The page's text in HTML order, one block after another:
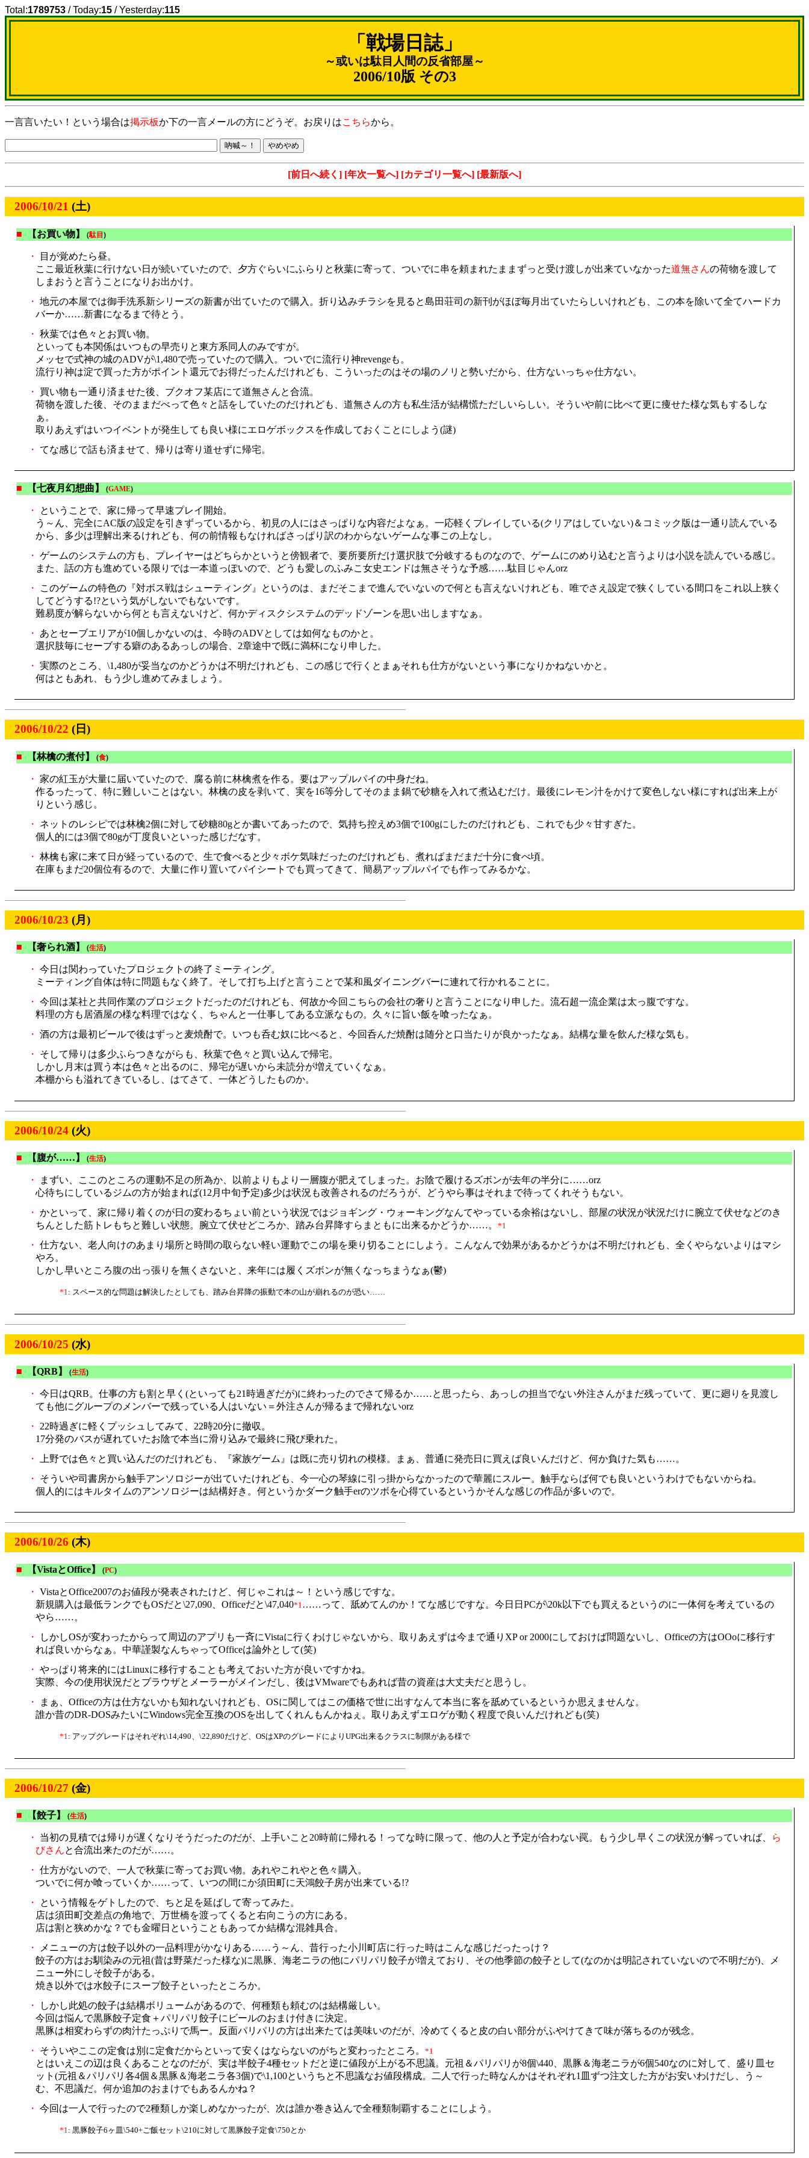
Total:1789753 / Today:15 / Yesterday:115
「戦場日誌」
～或いは駄目人間の反省部屋～
2006/10版 その3
一言言いたい！という場合は掲示板か下の一言メールの方にどうぞ。お戻りはこちらから。
[前日へ続く] [年次一覧へ] [カテゴリ一覧へ] [最新版へ]
2006/10/21 (土)
■ 【お買い物】 (駄目)
・
目が覚めたら昼。
ここ最近秋葉に行けない日が続いていたので、夕方ぐらいにふらりと秋葉に寄って、ついでに串を頼まれたままずっと受け渡しが出来ていなかった道無さんの荷物を渡して
しまおうと言うことになりお出かけ。
・ 地元の本屋では御手洗系新シリーズの新書が出ていたので購入。折り込みチラシを見ると島田荘司の新刊がほぼ毎月出ていたらしいけれども、この本を除いて全てハードカ
バーか……新書になるまで待とう。
・ 秋葉では色々とお買い物。
といっても本関係はいつもの早売りと東方系同人のみですが。
メッセで式神の城のADVが\1,480で売っていたので購入。ついでに流行り神revengeも。
流行り神は淀で買った方がポイント還元でお得だったんだけれども、こういったのはその場のノリと勢いだから、仕方ないっちゃ仕方ない。
・
買い物も一通り済ませた後、ブクオフ某店にて道無さんと合流。
荷物を渡した後、そのままだべって色々と話をしていたのだけれども、道無さんの方も私生活が結構慌ただしいらしい。そういや前に比べて更に痩せた様な気もするしな
ぁ。
取りあえずはいつイベントが発生しても良い様にエロゲボックスを作成しておくことにしよう(謎)
・ てな感じで話も済ませて、帰りは寄り道せずに帰宅。
■ 【七夜月幻想曲】 (GAME)
・
ということで、家に帰って早速プレイ開始。
う～ん、完全にAC版の設定を引きずっているから、初見の人にはさっぱりな内容だよなぁ。一応軽くプレイしている(クリアはしていない)＆コミック版は一通り読んでいる
から、多少は理解出来るけれども、何の前情報もなければさっぱり訳のわからないゲームな事この上なし。
・ ゲームのシステムの方も、プレイヤーはどちらかというと傍観者で、要所要所だけ選択肢で分岐するものなので、ゲームにのめり込むと言うよりは小説を読んでいる感じ。
また、話の方も進めている限りでは一本道っぽいので、どうも愛しのふみこ女史エンドは無さそうな予感……駄目じゃんorz
・
このゲームの特色の『対ボス戦はシューティング』というのは、まだそこまで進んでいないので何とも言えないけれども、唯でさえ設定で狭くしている間口をこれ以上狭く
してどうする!?という気がしないでもないです。
難易度が解らないから何とも言えないけど、何かディスクシステムのデッドゾーンを思い出しますなぁ。
・
あとセーブエリアが10個しかないのは、今時のADVとしては如何なものかと。
選択肢毎にセーブする癖のあるあっしの場合、2章途中で既に満杯になり申した。
・ 実際のところ、\1,480が妥当なのかどうかは不明だけれども、この感じで行くとまぁそれも仕方がないという事になりかねないかと。
何はともあれ、もう少し進めてみましょう。
2006/10/22 (日)
■ 【林檎の煮付】 (食)
・ 家の紅玉が大量に届いていたので、腐る前に林檎煮を作る。要はアップルパイの中身だね。
作るったって、特に難しいことはない。林檎の皮を剥いて、実を16等分してそのまま鍋で砂糖を入れて煮込むだけ。最後にレモン汁をかけて変色しない様にすれば出来上が
りという感じ。
・
ネットのレシピでは林檎2個に対して砂糖80gとか書いてあったので、気持ち控えめ3個で100gにしたのだけれども、これでも少々甘すぎた。
個人的には3個で80gが丁度良いといった感じだなす。
・ 林檎も家に来て日が経っているので、生で食べると少々ボケ気味だったのだけれども、煮ればまだまだ十分に食べ頃。
在庫もまだ20個位有るので、大量に作り置いてパイシートでも買ってきて、簡易アップルパイでも作ってみるかな。
2006/10/23 (月)
■ 【奢られ酒】 (生活)
・ 今日は関わっていたプロジェクトの終了ミーティング。
ミーティング自体は特に問題もなく終了。そして打ち上げと言うことで某和風ダイニングバーに連れて行かれることに。
・ 今回は某社と共同作業のプロジェクトだったのだけれども、何故か今回こちらの会社の奢りと言うことになり申した。流石超一流企業は太っ腹ですな。
料理の方も居酒屋の様な料理ではなく、ちゃんと一仕事してある立派なもの。久々に旨い飯を喰ったなぁ。
・ 酒の方は最初ビールで後はずっと麦焼酎で。いつも呑む奴に比べると、今回呑んだ焼酎は随分と口当たりが良かったなぁ。結構な量を飲んだ様な気も。
・
そして帰りは多少ふらつきながらも、秋葉で色々と買い込んで帰宅。
しかし月末は買う本は色々と出るのに、帰宅が遅いから未読分が増えていくなぁ。
本棚からも溢れてきているし、はてさて、一体どうしたものか。
2006/10/24 (火)
■ 【腹が……】 (生活)
・
まずい、ここのところの運動不足の所為か、以前よりもより一層腹が肥えてしまった。お陰で履けるズボンが去年の半分に……orz
心待ちにしているジムの方が始まれば(12月中旬予定)多少は状況も改善されるのだろうが、どうやら事はそれまで待ってくれそうもない。
・ かといって、家に帰り着くのが日の変わるちょい前という状況ではジョギング・ウォーキングなんてやっている余裕はないし、部屋の状況が状況だけに腕立て伏せなどのき
ちんとした筋トレもちと難しい状態。腕立て伏せどころか、踏み台昇降すらまともに出来るかどうか……。*1
・ 仕方ない、老人向けのあまり場所と時間の取らない軽い運動でこの場を乗り切ることにしよう。こんなんで効果があるかどうかは不明だけれども、全くやらないよりはマシ
やろ。
しかし早いところ腹の出っ張りを無くさないと、来年には履くズボンが無くなっちまうなぁ(鬱)
*1: スペース的な問題は解決したとしても、踏み台昇降の振動で本の山が崩れるのが恐い……
2006/10/25 (水)
■ 【QRB】 (生活)
・ 今日はQRB。仕事の方も割と早く(といっても21時過ぎだが)に終わったのでさて帰るか……と思ったら、あっしの担当でない外注さんがまだ残っていて、更に廻りを見渡し
ても他にグループのメンバーで残っている人はいない＝外注さんが帰るまで帰れないorz
・
22時過ぎに軽くプッシュしてみて、22時20分に撤収。
17分発のバスが遅れていたお陰で本当に滑り込みで最終に飛び乗れた。
・
上野では色々と買い込んだのだけれども、『家族ゲーム』は既に売り切れの模様。まぁ、普通に発売日に買えば良いんだけど、何か負けた気も……。
・
そういや司書房から触手アンソロジーが出ていたけれども、今一心の琴線に引っ掛からなかったので華麗にスルー。触手ならば何でも良いというわけでもないからね。
個人的にはキルタイムのアンソロジーは結構好き。何というかダーク触手erのツボを心得ているというかそんな感じの作品が多いので。
2006/10/26 (木)
■ 【VistaとOffice】 (PC)
・ VistaとOffice2007のお値段が発表されたけど、何じゃこれは～！という感じですな。
新規購入は最低ランクでもOSだと\27,090、Officeだと\47,040*1 ……って、舐めてんのか！てな感じですな。今日日PCが\20k以下でも買えるというのに一体何を考えているの
やら……。
・
しかしOSが変わったからって周辺のアプリも一斉にVistaに行くわけじゃないから、取りあえずは今まで通りXP or 2000にしておけば問題ないし、Officeの方はOOoに移行す
れば良いからなぁ。中華謹製なんちゃってOfficeは論外として(笑)
・ やっぱり将来的にはLinuxに移行することも考えておいた方が良いですかね。
実際、今の使用状況だとブラウザとメーラーがメインだし、後はVMwareでもあれば昔の資産は大丈夫だと思うし。
・
まぁ、Officeの方は仕方ないかも知れないけれども、OSに関してはこの価格で世に出すなんて本当に客を舐めているというか思えませんな。
誰か昔のDR-DOSみたいにWindows完全互換のOSを出してくれんもんかねぇ。取りあえずエロゲが動く程度で良いんだけれども(笑)
*1 : アップグレードはそれぞれ\14,490、\22,890だけど、OSはXPのグレードによりUPG出来るクラスに制限がある様で
2006/10/27 (金)
■ 【餃子】 (生活)
・ 当初の見積では帰りが遅くなりそうだったのだが、上手いこと20時前に帰れる！ってな時に限って、他の人と予定が合わない罠。もう少し早くこの状況が解っていれば、 ら
びさんと合流出来たのだが……。
・ 仕方がないので、一人で秋葉に寄ってお買い物。あれやこれやと色々購入。
ついでに何か喰っていくか……って、いつの間にか須田町に天鴻餃子房が出来ている!?
・
という情報をゲトしたので、ちと足を延ばして寄ってみた。
店は須田町交差点の角地で、万世橋を渡ってくると右向こうの方にある。
店は割と狭めかな？でも金曜日ということもあってか結構な混雑具合。
・
メニューの方は餃子以外の一品料理がかなりある……う～ん、昔行った小川町店に行った時はこんな感じだったっけ？
餃子の方はお馴染みの元祖(昔は野菜だった様な)に黒豚、海老ニラの他にパリパリ餃子が増えており、その他季節の餃子として(なのかは明記されていないので不明だが)、メ
ニュー外にしそ餃子がある。
焼き以外では水餃子にスープ餃子といったところか。
・
しかし此処の餃子は結構ボリュームがあるので、何種類も頼むのは結構厳しい。
今回は悩んで黒豚餃子定食＋パリパリ餃子にビールのおまけ付きに決定。
黒豚は相変わらずの肉汁たっぷりで馬ー。反面パリパリの方は出来たては美味いのだが、冷めてくると皮の白い部分がふやけてきて味が落ちるのが残念。
・
そういやここの定食は別に定食だからといって安くはならないのがちと変わったところ。*1
とはいえこの辺は良くあることなのだが、実は半餃子4種セットだと逆に値段が上がる不思議。元祖＆パリパリが8個\440、黒豚＆海老ニラが6個540なのに対して、盛り皿セ
ット(元祖＆パリパリ各4個＆黒豚＆海老ニラ各3個)で\1,100というちと不思議なお値段構成。二人で行った時なんかはそれぞれ1皿ずつ注文した方がお安いわけだし、う～
む、不思議だ。何か追加のおまけでもあるんかね？
・ 今回は一人で行ったので2種類しか楽しめなかったが、次は誰か巻き込んで全種類制覇することにしよう。
*1: 黒豚餃子6ヶ皿\540+ご飯セット\210に対して黒豚餃子定食\750とか